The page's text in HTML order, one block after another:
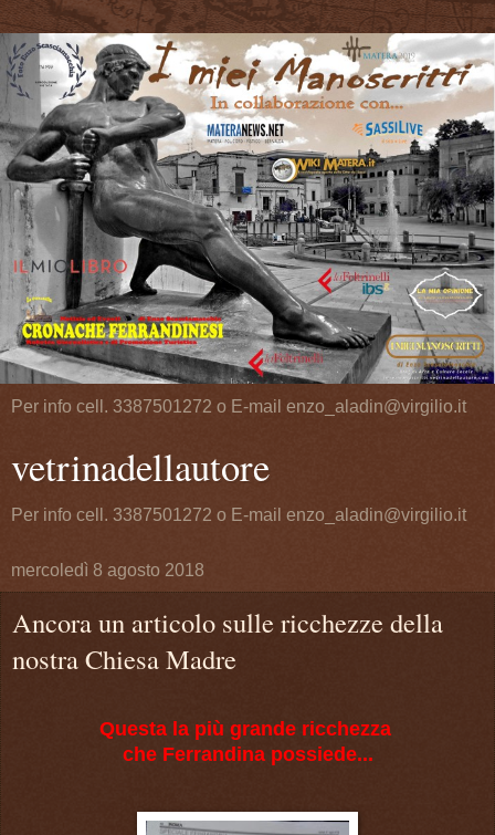
Per info cell. 3387501272 o E-mail enzo_aladin@virgilio.it
vetrinadellautore
Per info cell. 3387501272 o E-mail enzo_aladin@virgilio.it
mercoledì 8 agosto 2018
Ancora un articolo sulle ricchezze della
nostra Chiesa Madre
Questa la più grande ricchezza
che Ferrandina possiede...